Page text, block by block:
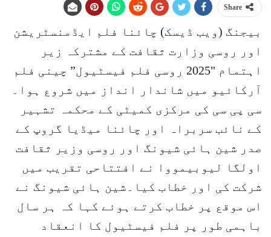
Share
بیجنگ (ویب ڈیسک) چائنا فلم ایڈمنسٹریشن
اور روسی وزارت ثقافت کے مشترکہ زیر
اہتمام "2025 روسی فلم فیسٹیول” چینی فلم
آرکائیو میں شاندار انداز میں شروع ہوا۔
سی پی سی کی مرکزی کمیٹی کے محکمہ تشہیر
کے نائب سربراہ اور چائنا میڈیا گروپ کے
صدر شین ہائی شیونگ اور روسی وزیر ثقافت
اولگا لیوبیمووا نے افتتاحی تقریب میں
شرکت کی اور خطاب کیا۔شین ہائی شیونگ نے
اس موقع پر خطاب کرتے ہوئے کہا کہ ہر سال
باہمی طور پر فلم فیسٹیول کا انعقاد